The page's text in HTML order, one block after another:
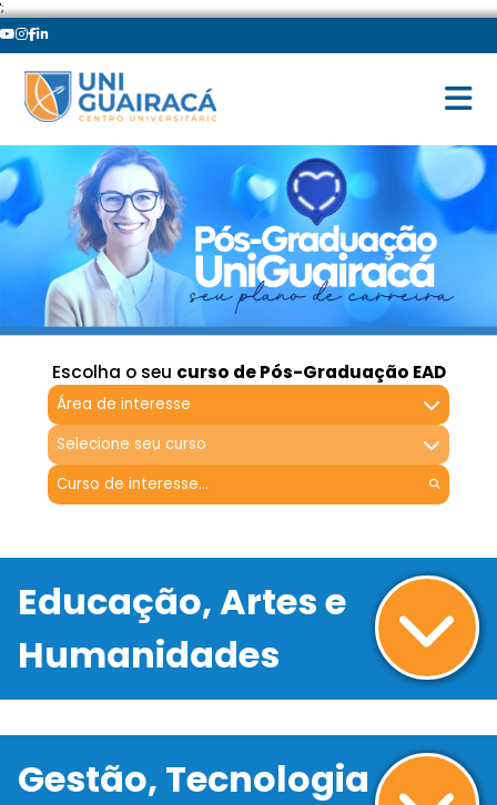
';
Escolha o seu curso de Pós-Graduação EAD
Área de interesse
Selecione seu curso
Educação, Artes e
Humanidades
Gestão, Tecnologia